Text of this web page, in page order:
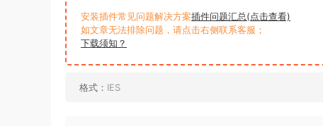
安装插件常见问题解决方案插件问题汇总(点击查看)
如文章无法排除问题，请点击右侧联系客服；
下载须知？
格式： IES